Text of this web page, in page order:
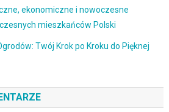
ekonomiczne i nowoczesne
mieszkańców Polski
Twój Krok po Kroku do Pięknej